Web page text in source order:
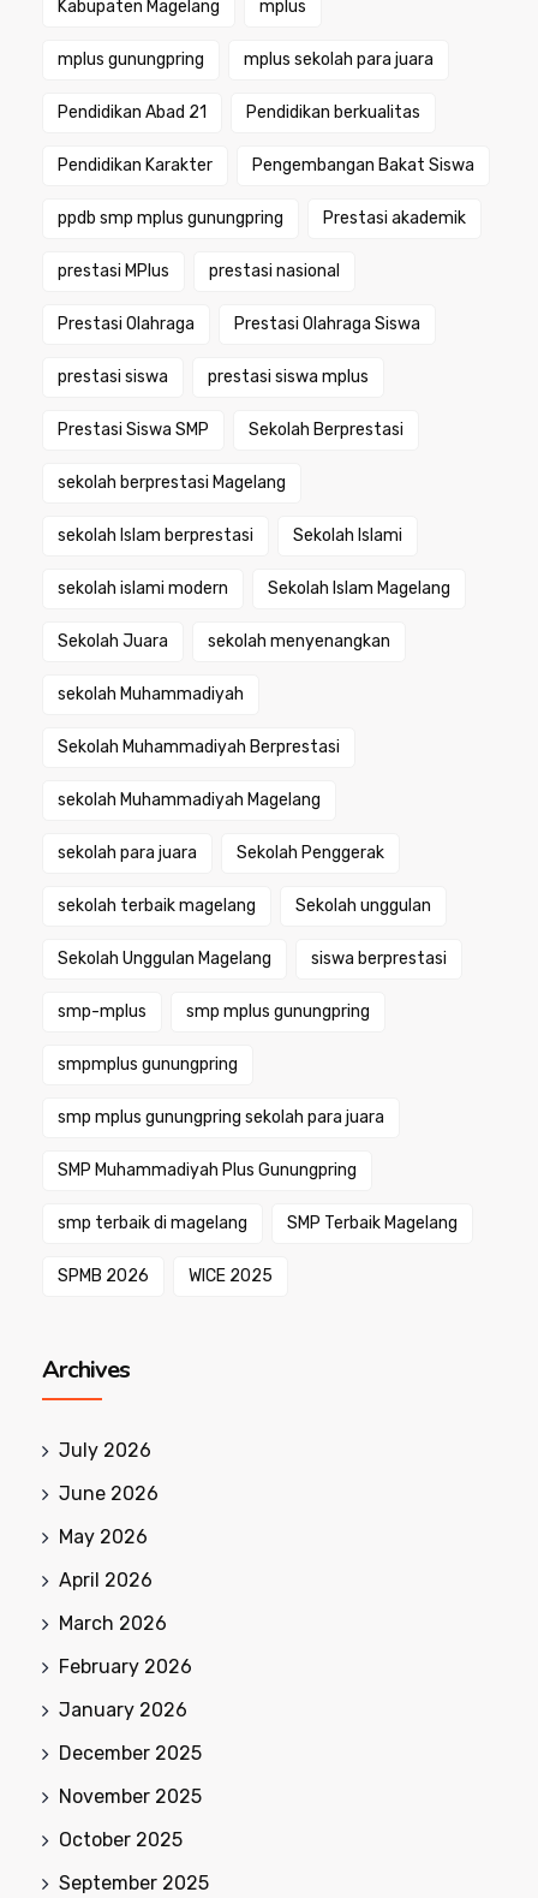
Kabupaten Magelang mplus
mplus gunungpring mplus sekolah para juara
Pendidikan Abad 21 Pendidikan berkualitas
Pendidikan Karakter Pengembangan Bakat Siswa
ppdb smp mplus gunungpring Prestasi akademik
prestasi MPlus prestasi nasional
Prestasi Olahraga Prestasi Olahraga Siswa
prestasi siswa prestasi siswa mplus
Prestasi Siswa SMP Sekolah Berprestasi
sekolah berprestasi Magelang
sekolah Islam berprestasi Sekolah Islami
sekolah islami modern Sekolah Islam Magelang
Sekolah Juara sekolah menyenangkan
sekolah Muhammadiyah
Sekolah Muhammadiyah Berprestasi
sekolah Muhammadiyah Magelang
sekolah para juara Sekolah Penggerak
sekolah terbaik magelang Sekolah unggulan
Sekolah Unggulan Magelang siswa berprestasi
smp-mplus smp mplus gunungpring
smpmplus gunungpring
smp mplus gunungpring sekolah para juara
SMP Muhammadiyah Plus Gunungpring
smp terbaik di magelang SMP Terbaik Magelang
SPMB 2026 WICE 2025
Archives
July 2026
June 2026
May 2026
April 2026
March 2026
February 2026
January 2026
December 2025
November 2025
October 2025
September 2025